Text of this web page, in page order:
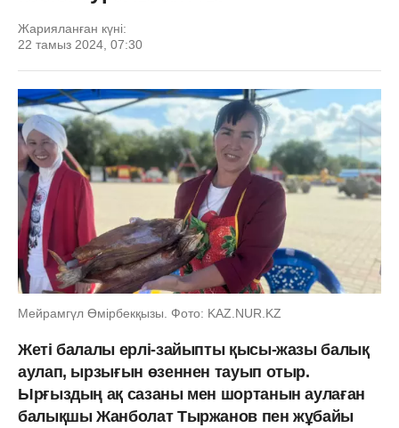
Жарияланған күні:
22 тамыз 2024, 07:30
Мейрамгүл Өмірбекқызы. Фото: KAZ.NUR.KZ
Жеті балалы ерлі-зайыпты қысы-жазы балық
аулап, ырзығын өзеннен тауып отыр.
Ырғыздың ақ сазаны мен шортанын аулаған
балықшы Жанболат Тыржанов пен жұбайы